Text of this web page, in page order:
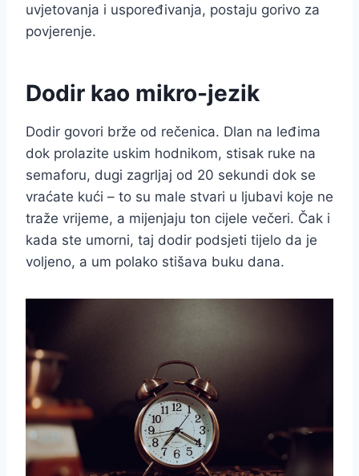
uvjetovanja i uspoređivanja, postaju gorivo za
povjerenje.
Dodir kao mikro-jezik
Dodir govori brže od rečenica. Dlan na leđima
dok prolazite uskim hodnikom, stisak ruke na
semaforu, dugi zagrljaj od 20 sekundi dok se
vraćate kući – to su male stvari u ljubavi koje ne
traže vrijeme, a mijenjaju ton cijele večeri. Čak i
kada ste umorni, taj dodir podsjeti tijelo da je
voljeno, a um polako stišava buku dana.